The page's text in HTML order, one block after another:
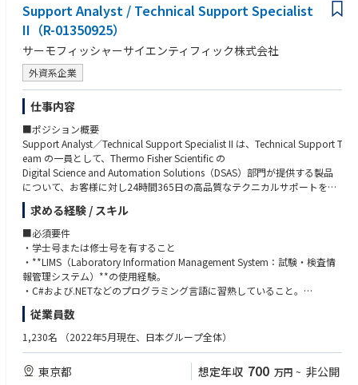
ロダクトへの適用可能性を評価・検証すること
・ 外科内視鏡画像・動画データを活用した AI モデルの研究開発
・ 仮説立案、実験設計、評価指標設計、エラー分析を通じたモデル性能の
継続的な改善
・ 臨床価値の高いデータを最大限に活かすための、関連部署との連携
・ 新規データセットの設計・作成における、学習結果のフィードバックお
よびデータ解析
・ 研究開発を加速するためのデータ分析、評価ツール、可視化ツール等の
開発
・ 研究成果の発表、論文化、特許化等の推進
・ ソフトウェアエンジニアや関連部署と協業し、研究成果を製品開発へ橋
渡しすること
【歓迎スキル】
・ 医療画像、内視鏡画像、外科領域の動画解析に関する研究開発経験
・ モデルの縮約と最適化の開発経験
・ CUDA、GPGPU、分散学習、推論高速化、メモリ最適化等の経験
・ コンピュータサイエンス、機械学習、関連分野における修士号・博士
号、またはそれに準ずる研究経験
・ 論文執筆、学会発表、特許出願の経験
・ Linux、Git、Docker、MLOps等の開発基盤に関する知識・実務経験
・ 他部署との連携や、組織を巻き込んだ研究開発の推進経験
・ 研究成果を製品開発へ展開した経験
【求める人物像】
・ AI を用いた画像解析・動画解析に深い関心と経験を持ち、当社プロダク
トの発展に情熱を持って取り組める方
・ 最新技術への好奇心を持ち、それを事業価値や製品価値につなげて考え
られる方
・ 仮説立案から実験、分析、改善までを主体的に進められる方
・ 曖昧な課題を構造化し、周囲を巻き込みながら前に進められる方
・ 臨床価値と技術的妥当性の両方を意識して研究開発を進められる方
・ チームの一員として、関係者と連携しながら開発実務を推進できる方
・ チームビルディングやナレッジ共有を通じて、組織全体の研究開発力向
上に貢献できる方
・ 何に対しても「それなら、こうすればできます」と言える方
Support Analyst / Technical Support Specialist
II（R-01350925）
サーモフィッシャーサイエンティフィック株式会社
外資系企業
仕事内容
■ポジション概要
Support Analyst／Technical Support Specialist II は、Technical Support T
eam の一員として、Thermo Fisher Scientific の
Digital Science and Automation Solutions（DSAS）部門が提供する製品
について、お客様に対し24時間365日の高品質なテクニカルサポートを
提供する役割を担います。
このポジションでは、サポート案件に対して目標対応時間内に迅速に対応
するとともに、ヘルプデスクサービスの継続的な改善活動へ
積極的に参加することで、高い品質基準を維持することが求められます。
また、週末勤務および、顧客サポートやトレーニングのために最大25％程
度の出張に対応できることが必要です。
■業務内容
・顧客からのインシデントやサービスリクエストを受付し、調査・切り分
け・解決までの対応をリードする
・インシデント管理／問題管理、根本原因分析（RCA）および再発防止に
向けた対応を実施する
求める経験 / スキル
■必須要件
・学士号または修士号を有すること
・**LIMS（Laboratory Information Management System：試験・検査情
報管理システム）**の使用経験。
・C#および.NETなどのプログラミング言語に習熟していること。
・高い顧客志向と優れた対人コミュニケーション能力を有すること。
・学習意欲が高く、技術面・専門性の両方について継続的に成長・自己研
鑽に取り組めること。
■歓迎要件
・臨床検査科学、生命科学、情報技術分野の方
従業員数
1,230名 （2022年5月現在、日本グループ全体）
東京都 想定年収 700 万円 ~ 非公開